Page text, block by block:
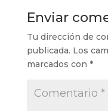
Enviar
Tu dirección de
publicada. Los
marcados con *